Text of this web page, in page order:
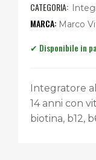
CATEGORIA:
Marco
Integratore
14 anni con
biotina, b12,